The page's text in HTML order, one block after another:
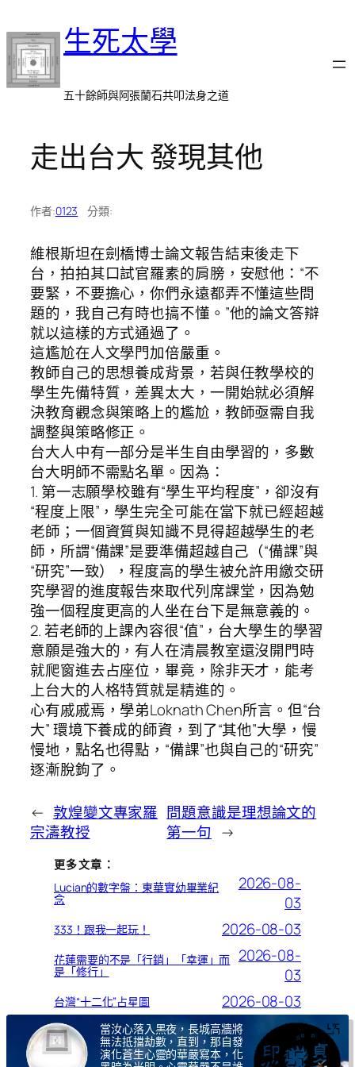
至
主
要
內
生死太學
五十餘師與阿張蘭石共叩法身之道
走出台大 發現其他
作者:0123 分類:
維根斯坦在劍橋博士論文報告結束後走下
台，拍拍其口試官羅素的肩膀，安慰他：“不
要緊，不要擔心，你們永遠都弄不懂這些問
題的，我自己有時也搞不懂。”他的論文答辯
就以這樣的方式通過了。
這尷尬在人文學門加倍嚴重。
教師自己的思想養成背景，若與任教學校的
學生先備特質，差異太大，一開始就必須解
決教育觀念與策略上的尷尬，教師亟需自我
調整與策略修正。
台大人中有一部分是半生自由學習的，多數
台大明師不需點名單。因為：
1. 第一志願學校雖有“學生平均程度”，卻沒有
“程度上限”，學生完全可能在當下就已經超越
老師；一個資質與知識不見得超越學生的老
師，所謂“備課”是要準備超越自己（“備課”與
“研究”一致），程度高的學生被允許用繳交研
究學習的進度報告來取代列席課堂，因為勉
強一個程度更高的人坐在台下是無意義的。
2. 若老師的上課內容很“值”，台大學生的學習
意願是強大的，有人在清晨教室還沒開門時
就爬窗進去占座位，畢竟，除非天才，能考
上台大的人格特質就是精進的。
心有戚戚焉，學弟Loknath Chen所言。但“台
大” 環境下養成的師資，到了“其他”大學，慢
慢地，點名也得點，“備課”也與自己的“研究”
逐漸脫鉤了。
← 敦煌變文專家羅
宗濤教授
問題意識是理想論文的
第一句 →
更多文章：
Lucian的數字盤：東華實幼畢業紀
念
2026-08-
03
333！跟我一起玩！ 2026-08-03
花蓮需要的不是「行銷」「幸運」而
是「修行」
2026-08-
03
台灣“十二化”占星圖 2026-08-03
當汝心落入黑夜，長城高牆將
無法抵擋劫數，直到，那自發
演化蒼生心靈的華嚴寫本，化